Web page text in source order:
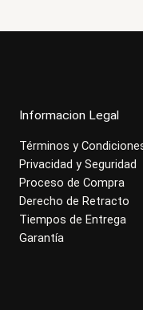
Informacion Legal
Términos y
Privacidad y Seguridad
Proceso de Compra
Derecho de Retracto
Tiempos de Entrega
Garantía